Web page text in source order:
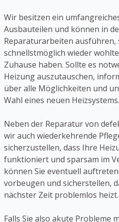
Wir besitzen ein
Ausbauteilen und können in
Reparaturarbeiten ausführen,
schnellstmöglich wieder
Zuhause haben. Sollte es
Heizung auszutauschen,
über alle Möglichkeiten und
Wahl eines neuen Heizsystems.
Neben der Reparatur von
wir auch wiederkehrende
sicherzustellen, dass Ihre
funktioniert und sparsam im
können Sie eventuell
vorbeugen und sicherstellen,
nächster Zeit problemlos heizt.
Falls Sie also akute Probleme